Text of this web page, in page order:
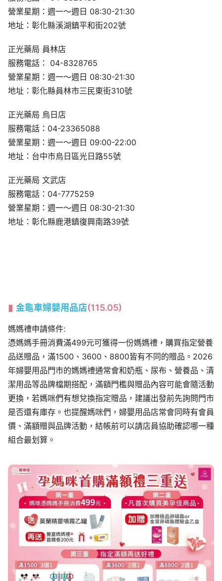
營業星期：週一～週日 08:30-21:30
地址：彰化縣溪湖鎮平和街202號
正光藥局 員林店
服務電話： 04-8328765
營業星期：週一～週日 08:30-21:30
地址：彰化縣員林市三民東街310號
正光藥局 烏日店
服務電話：04-23365088
營業星期：週一～週日 09:00-22:00
地址：台中市烏日區光日路55號
正光藥局 文武店
服務電話：04-7775259
營業星期：週一～週日 08:30-21:30
地址：彰化縣鹿港鎮復興南路39號
金龜車婦嬰用品店(115.05)
媽媽禮申請條件:
憑媽媽手冊消費滿499元可獲得一份媽媽禮，購買指定營養
品送贈品，滿1500、3600、8800皆有不同的贈品。2026
年婦嬰用品門市的媽媽禮通常會和奶瓶、尿布、營養品、清
潔用品等品牌檔期搭配，滿額門檻與贈品內容可能會隨活動
更換，若媽咪們有想兌換指定贈品，建議出發前先詢問門市
是否還有庫存。也提醒媽咪們，婦嬰用品店常會同時有會員
價、滿額贈與品牌活動，結帳前可以請店員協助確認哪一種
組合最划算。